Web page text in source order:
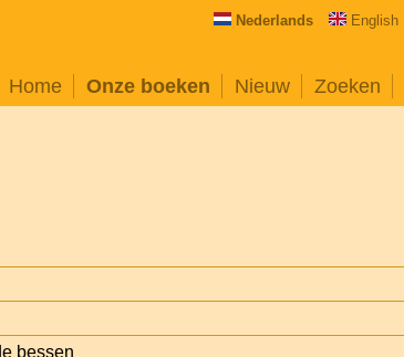
Nederlands English
Home Onze boeken Nieuw Zoeken
bessen